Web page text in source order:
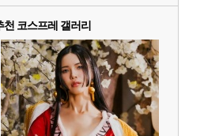
천 코스프레 갤러리